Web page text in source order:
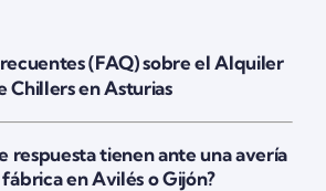
(FAQ) sobre el Alquiler
Chillers en Asturias
respuesta tienen ante una avería
en Avilés o Gijón?